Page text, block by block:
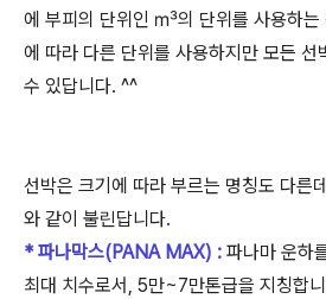
에 부피의 단위인 ㎥의 단위를 사용하는
에 따라 다른 단위를 사용하지만 모든
수 있답니다. ^^
선박은 크기에 따라 부르는 명칭도 다른
와 같이 불린답니다.
* 파나막스(PANA MAX) : 파나마 운하
최대 치수로서, 5만~7만톤급을 지칭합